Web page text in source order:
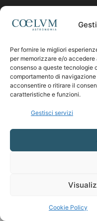
Per fornire le migliori
per memorizzare e/o
consenso a queste tecnologie
comportamento di
acconsentire o ritirare il
caratteristiche e funzioni.
Gestisci servizi
Cookie Policy
Contattaci: